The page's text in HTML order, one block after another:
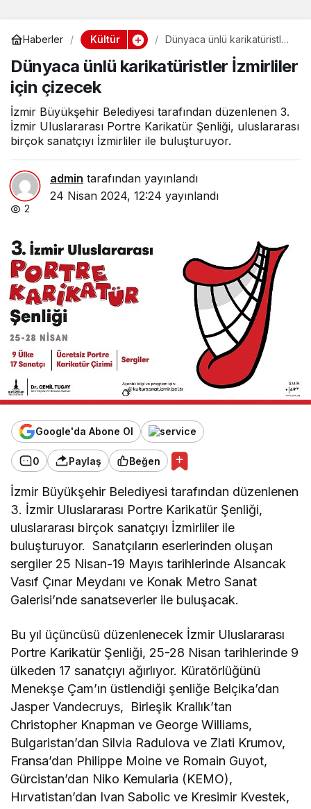
Haberler Kültür
Dünyaca ünlü karikatüristler
Dünyaca ünlü karikatüristler İzmirliler
için çizecek
İzmir Büyükşehir Belediyesi tarafından düzenlenen 3.
İzmir Uluslararası Portre Karikatür Şenliği, uluslararası
birçok sanatçıyı İzmirliler ile buluşturuyor.
admin tarafından yayınlandı
24 Nisan 2024, 12:24 yayınlandı
2
Google'da Abone Ol
0 Paylaş Beğen
İzmir Büyükşehir Belediyesi tarafından düzenlenen
3. İzmir Uluslararası Portre Karikatür Şenliği,
uluslararası birçok sanatçıyı İzmirliler ile
buluşturuyor. Sanatçıların eserlerinden oluşan
sergiler 25 Nisan-19 Mayıs tarihlerinde Alsancak
Vasıf Çınar Meydanı ve Konak Metro Sanat
Galerisi’nde sanatseverler ile buluşacak.
Bu yıl üçüncüsü düzenlenecek İzmir Uluslararası
Portre Karikatür Şenliği, 25-28 Nisan tarihlerinde 9
ülkeden 17 sanatçıyı ağırlıyor. Küratörlüğünü
Menekşe Çam’ın üstlendiği şenliğe Belçika’dan
Jasper Vandecruys, Birleşik Krallık’tan
Christopher Knapman ve George Williams,
Bulgaristan’dan Silvia Radulova ve Zlati Krumov,
Fransa’dan Philippe Moine ve Romain Guyot,
Gürcistan’dan Niko Kemularia (KEMO),
Hırvatistan’dan Ivan Sabolic ve Kresimir Kvestek,